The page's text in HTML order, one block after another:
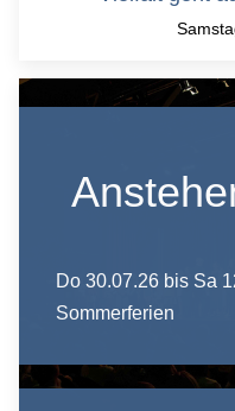
Do 30.07.26 bis Sa
Sommerferien